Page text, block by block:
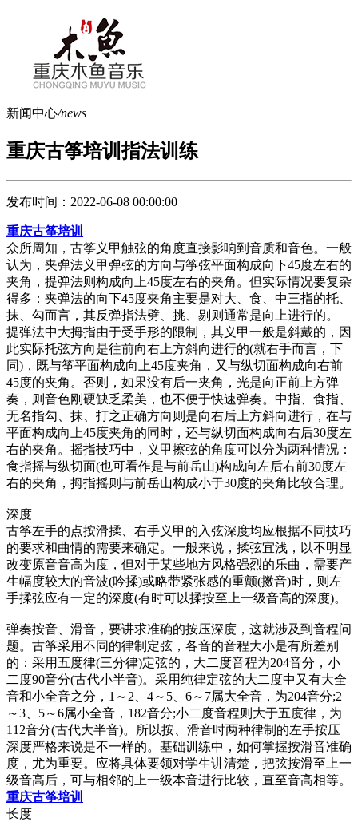
新闻中心/news
重庆古筝培训指法训练
发布时间：2022-06-08 00:00:00
重庆古筝培训
众所周知，古筝义甲触弦的角度直接影响到音质和音色。一般
认为，夹弹法义甲弹弦的方向与筝弦平面构成向下45度左右的
夹角，提弹法则构成向上45度左右的夹角。但实际情况要复杂
得多：夹弹法的向下45度夹角主要是对大、食、中三指的托、
抹、勾而言，其反弹指法劈、挑、剔则通常是向上进行的。
提弹法中大拇指由于受手形的限制，其义甲一般是斜戴的，因
此实际托弦方向是往前向右上方斜向进行的(就右手而言，下
同)，既与筝平面构成向上45度夹角，又与纵切面构成向右前
45度的夹角。否则，如果没有后一夹角，光是向正前上方弹
奏，则音色刚硬缺乏柔美，也不便于快速弹奏。中指、食指、
无名指勾、抹、打之正确方向则是向右后上方斜向进行，在与
平面构成向上45度夹角的同时，还与纵切面构成向右后30度左
右的夹角。摇指技巧中，义甲擦弦的角度可以分为两种情况：
食指摇与纵切面(也可看作是与前岳山)构成向左后右前30度左
右的夹角，拇指摇则与前岳山构成小于30度的夹角比较合理。
深度
古筝左手的点按滑揉、右手义甲的入弦深度均应根据不同技巧
的要求和曲情的需要来确定。一般来说，揉弦宜浅，以不明显
改变原音音高为度，但对于某些地方风格强烈的乐曲，需要产
生幅度较大的音波(吟揉)或略带紧张感的重颤(擞音)时，则左
手揉弦应有一定的深度(有时可以揉按至上一级音高的深度)。
弹奏按音、滑音，要讲求准确的按压深度，这就涉及到音程问
题。古筝采用不同的律制定弦，各音的音程大小是有所差别
的：采用五度律(三分律)定弦的，大二度音程为204音分，小
二度90音分(古代小半音)。采用纯律定弦的大二度中又有大全
音和小全音之分，1～2、4～5、6～7属大全音，为204音分;2
～3、5～6属小全音，182音分;小二度音程则大于五度律，为
112音分(古代大半音)。所以按、滑音时两种律制的左手按压
深度严格来说是不一样的。基础训练中，如何掌握按滑音准确
度，尤为重要。应将具体要领对学生讲清楚，把弦按滑至上一
级音高后，可与相邻的上一级本音进行比较，直至音高相等。
重庆古筝培训
长度